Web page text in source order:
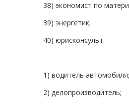
38) экономист по
39) энергетик;
40) юрисконсульт.
1) водитель автомобиля;
2) делопроизводитель;